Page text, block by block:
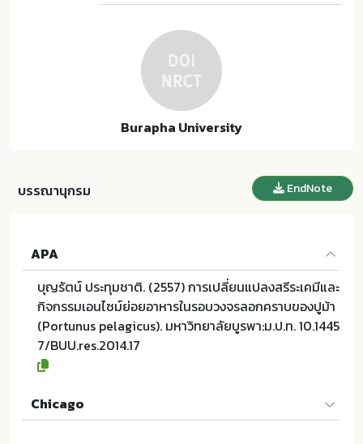
Burapha University
บรรณานุกรม EndNote
APA
บุญรัตน์ ประทุมชาติ. (2557) การเปลี่ยนแปลงสรีระเคมีและ
กิจกรรมเอนไซม์ย่อยอาหารในรอบวงจรลอกคราบของปูม้า
(Portunus pelagicus). มหาวิทยาลัยบูรพา:ม.ป.ท. 10.1445
7/BUU.res.2014.17
Chicago